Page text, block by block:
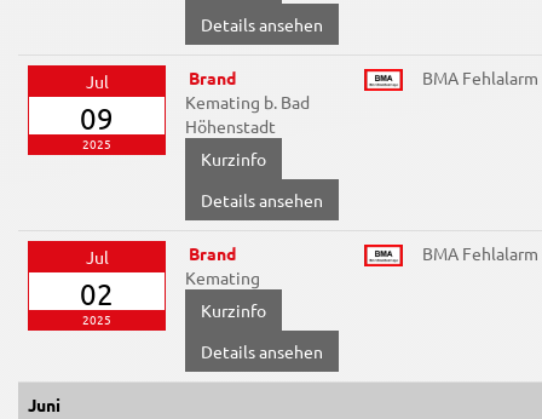
Details ansehen
Jul
09
2025
Brand
Kemating b. Bad
Höhenstadt
Details ansehen
BMA Fehlalarm
Jul
02
2025
Brand
Kemating
Details ansehen
BMA Fehlalarm
Juni